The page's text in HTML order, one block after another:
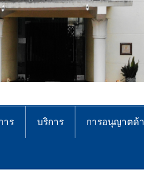
าร บริการ การอนุญาตด้